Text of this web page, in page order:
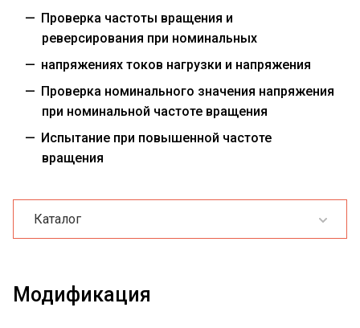
Проверка частоты вращения и
реверсирования при номинальных
напряжениях токов нагрузки и напряжения
Проверка номинального значения напряжения
при номинальной частоте вращения
Испытание при повышенной частоте
вращения
Каталог
Модификация